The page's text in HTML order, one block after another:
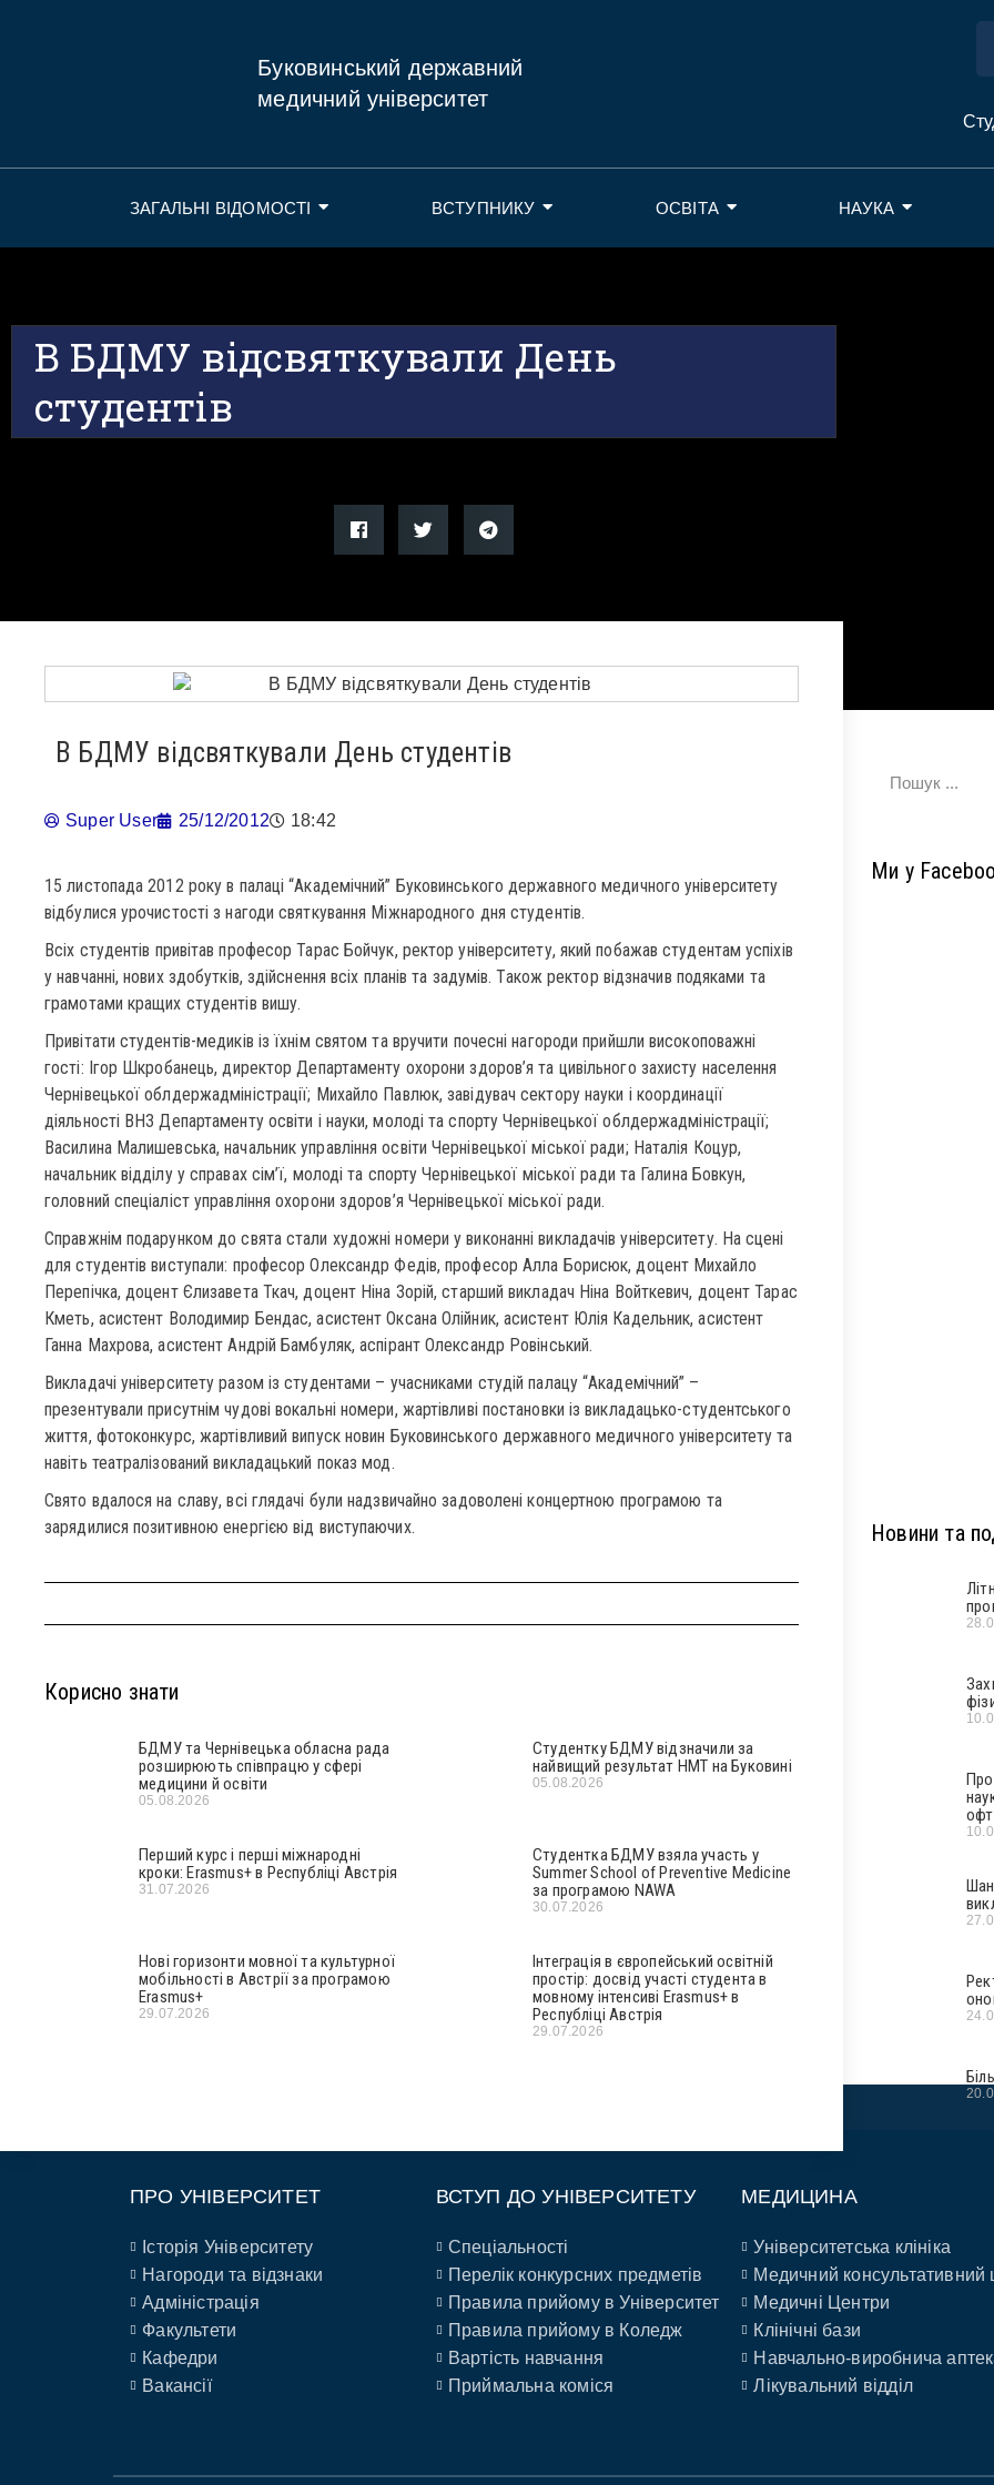
Буковинський державний
медичний університет
ЗАГАЛЬНІ ВІДОМОСТІ ВСТУПНИКУ ОСВІТА НАУКА
В БДМУ відсвяткували День
студентів
В БДМУ відсвяткували День студентів
Super User 25/12/2012 18:42
15 листопада 2012 року в палаці “Академічний” Буковинського державного медичного університету
відбулися урочистості з нагоди святкування Міжнародного дня студентів.
Всіх студентів привітав професор Тарас Бойчук, ректор університету, який побажав студентам успіхів
у навчанні, нових здобутків, здійснення всіх планів та задумів. Також ректор відзначив подяками та
грамотами кращих студентів вишу.
Привітати студентів-медиків із їхнім святом та вручити почесні нагороди прийшли високоповажні
гості: Ігор Шкробанець, директор Департаменту охорони здоров’я та цивільного захисту населення
Чернівецької облдержадміністрації; Михайло Павлюк, завідувач сектору науки і координації
діяльності ВНЗ Департаменту освіти і науки, молоді та спорту Чернівецької облдержадміністрації;
Василина Малишевська, начальник управління освіти Чернівецької міської ради; Наталія Коцур,
начальник відділу у справах сім’ї, молоді та спорту Чернівецької міської ради та Галина Бовкун,
головний спеціаліст управління охорони здоров’я Чернівецької міської ради.
Справжнім подарунком до свята стали художні номери у виконанні викладачів університету. На сцені
для студентів виступали: професор Олександр Федів, професор Алла Борисюк, доцент Михайло
Перепічка, доцент Єлизавета Ткач, доцент Ніна Зорій, старший викладач Ніна Войткевич, доцент Тарас
Кметь, асистент Володимир Бендас, асистент Оксана Олійник, асистент Юлія Кадельник, асистент
Ганна Махрова, асистент Андрій Бамбуляк, аспірант Олександр Ровінський.
Викладачі університету разом із студентами – учасниками студій палацу “Академічний” –
презентували присутнім чудові вокальні номери, жартівливі постановки із викладацько-студентського
життя, фотоконкурс, жартівливий випуск новин Буковинського державного медичного університету та
навіть театралізований викладацький показ мод.
Свято вдалося на славу, всі глядачі були надзвичайно задоволені концертною програмою та
зарядилися позитивною енергією від виступаючих.
Корисно знати
БДМУ та Чернівецька обласна рада
розширюють співпрацю у сфері
медицини й освіти
05.08.2026
Студентку БДМУ відзначили за
найвищий результат НМТ на Буковині
05.08.2026
Перший курс і перші міжнародні
кроки: Erasmus+ в Республіці Австрія
31.07.2026
Студентка БДМУ взяла участь у
Summer School of Preventive Medicine
за програмою NAWA
30.07.2026
Нові горизонти мовної та культурної
мобільності в Австрії за програмою
Erasmus+
29.07.2026
Інтеграція в європейський освітній
простір: досвід участі студента в
мовному інтенсиві Erasmus+ в
Республіці Австрія
29.07.2026
Ми у
Новини та
ПРО УНІВЕРСИТЕТ
Історія Університету
Нагороди та відзнаки
Адміністрація
Факультети
Кафедри
Вакансії
ВСТУП ДО УНІВЕРСИТЕТУ
Спеціальності
Перелік конкурсних предметів
Правила прийому в Університет
Правила прийому в Коледж
Вартість навчання
Приймальна коміся
МЕДИЦИНА
Університетська клініка
Медичний консультативний
Медичні Центри
Клінічні бази
Навчально-виробнича
Лікувальний відділ